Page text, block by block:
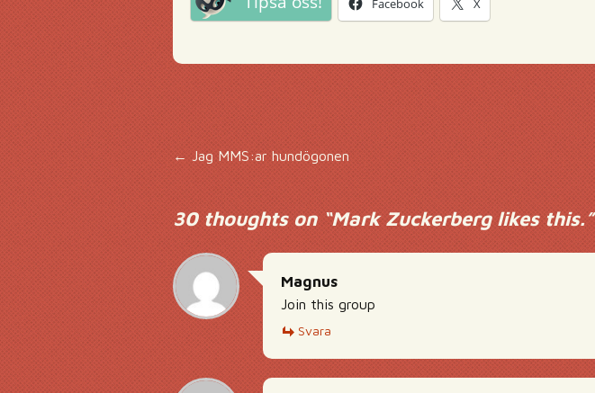
Facebook X
Inläggsnavigering
←Jag MMS:ar hundögonen
30 thoughts on “Mark Zuckerberg likes this.”
Magnus
Join this group
Svara